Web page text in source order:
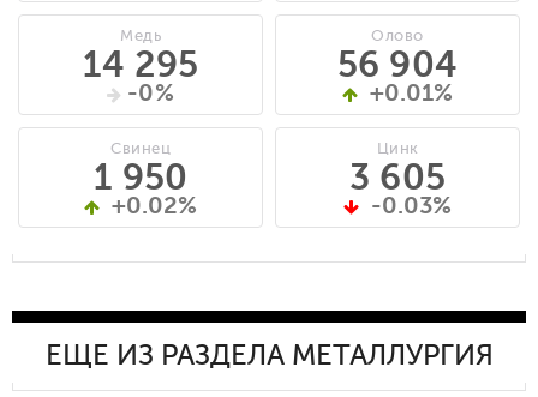
Медь
14 295
-0%
Свинец
1 950
+0.02%
Олово
56 904
+0.01%
Цинк
3 605
-0.03%
ЕЩЕ ИЗ РАЗДЕЛА МЕТАЛЛУРГИЯ